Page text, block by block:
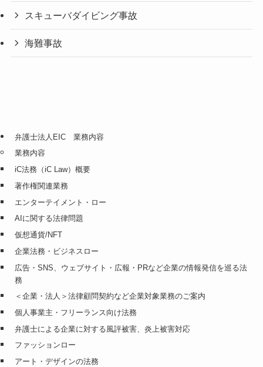
スキューバダイビング事故
海難事故
弁護士法人EIC 業務内容
業務内容
iC法務（iC Law）概要
著作権関連業務
エンターテイメント・ロー
AIに関する法律問題
仮想通貨/NFT
企業法務・ビジネスロー
広告・SNS、ウェブサイト・広報・PRなど企業の情報発信を巡る法
務
＜企業・法人＞法律顧問契約など企業対象業務のご案内
個人事業主・フリーランス向け法務
弁護士による企業に対する風評被害、炎上被害対応
ファッションロー
アート・デザインの法務